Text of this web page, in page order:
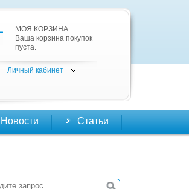
МОЯ КОРЗИНА
Ваша корзина покупок
пуста.
Личный кабинет
Новости Статьи